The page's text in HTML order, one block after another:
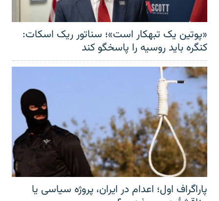
«پوتین یک تبهکار است»؛ سناتور ریک اسکات:
کنگره باید روسیه را پاسخگو کند
پاراگراف اول؛ اعدام در ایران، پروژه سیاسی یا